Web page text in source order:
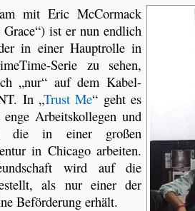
mit Eric McCormack
ist er nun endlich
in einer Hauptrolle in
Serie zu sehen,
„nur“ auf dem Kabel-
In „Trust Me“ geht es
Arbeitskollegen und
die in einer großen
in Chicago arbeiten.
wird auf die
als nur einer der
Beförderung erhält.